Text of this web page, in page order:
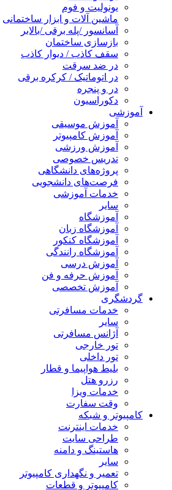
یونولیت و فوم
ماشین آلات و ابزار ساختمانی
آسانسور /پله برقی /بالابر
بازسازی ساختمان
سقف کاذب / دیوار کاذب
در ضد سرقت
در اتوماتیک / کرکره برقی
در و پنجره
دکوراسیون
آموزشی
آموزش موسیقی
آموزش کامپیوتر
آموزش ورزشی
تدریس خصوصی
پروژه‌های دانشگاهی
فرصت‌های دانشجویی
خدمات آموزشی
سایر
آموزشگاه
آموزشگاه زبان
آموزشگاه کنکور
آموزشگاه رانندگی
آموزش درسی
آموزش حرفه و فن
آموزش تخصصی
گردشگری
خدمات مسافرتی
سایر
آژانس مسافرتی
تور خارجی
تور داخلی
بلیط هواپیما و قطار
رزرو هتل
خدمات ویزا
وقت سفارت
کامپیوتر و شبکه
خدمات اینترنت
طراحی سایت
هاستینگ و دامنه
سایر
تعمیر و نگهداری کامپیوتر
کامپیوتر و قطعات